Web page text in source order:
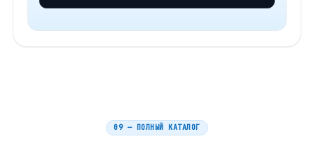
09 — ПОЛНЫЙ КАТАЛОГ